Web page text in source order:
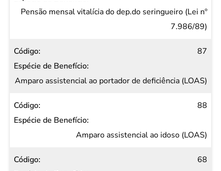
Pensão mensal vitalícia do dep.do seringueiro (Lei nº
7.986/89)
87
Amparo assistencial ao portador de deficiência (LOAS)
88
Amparo assistencial ao idoso (LOAS)
68